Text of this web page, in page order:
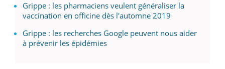
Grippe : les pharmaciens veulent généraliser la
vaccination en officine dès l'automne 2019
Grippe : les recherches Google peuvent nous aider
à prévenir les épidémies